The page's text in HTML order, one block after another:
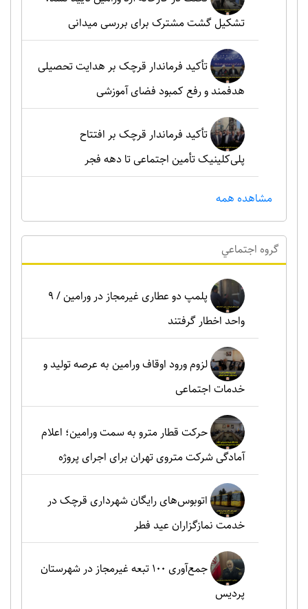
تشکیل گشت مشترک برای بررسی میدانی
تأکید فرماندار قرچک بر هدایت تحصیلی
هدفمند و رفع کمبود فضای آموزشی
تأکید فرماندار قرچک بر افتتاح
پلی‌کلینیک تأمین اجتماعی تا دهه فجر
مشاهده همه
گروه اجتماعي
پلمپ دو عطاری غیرمجاز در ورامین / ۹
واحد اخطار گرفتند
لزوم ورود اوقاف ورامین به عرصه تولید و
خدمات اجتماعی
حرکت قطار مترو به سمت ورامین؛ اعلام
آمادگی شرکت متروی تهران برای اجرای پروژه
اتوبوس‌های رایگان شهرداری قرچک در
خدمت نمازگزاران عید فطر
جمع‌آوری ۱۰۰ تبعه غیرمجاز در شهرستان
پردیس